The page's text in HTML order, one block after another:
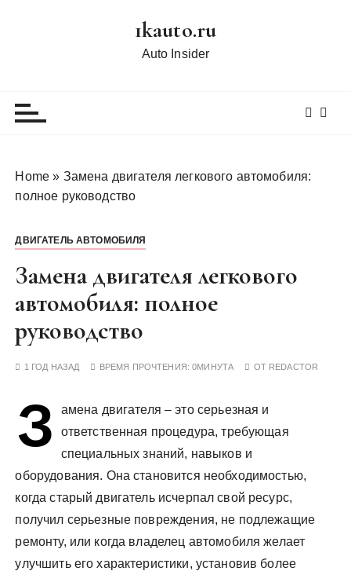
1kauto.ru
Auto Insider
Home » Замена двигателя легкового автомобиля:
полное руководство
ДВИГАТЕЛЬ АВТОМОБИЛЯ
Замена двигателя легкового
автомобиля: полное
руководство
1 ГОД НАЗАД ВРЕМЯ ПРОЧТЕНИЯ:0МИНУТА ОТ REDACTOR
З
амена двигателя – это серьезная и
ответственная процедура, требующая
специальных знаний, навыков и
оборудования. Она становится необходимостью,
когда старый двигатель исчерпал свой ресурс,
получил серьезные повреждения, не подлежащие
ремонту, или когда владелец автомобиля желает
улучшить его характеристики, установив более